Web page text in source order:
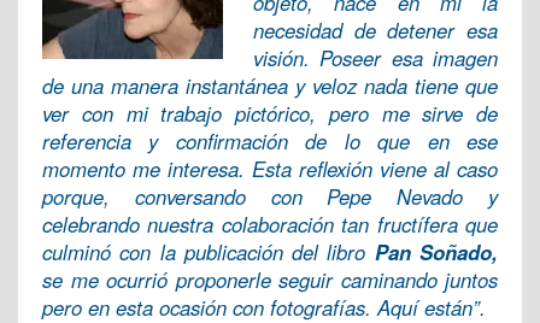
necesidad de detener esa
visión. Poseer esa imagen
de una manera instantánea y veloz nada tiene que
ver con mi trabajo pictórico, pero me sirve de
referencia y confirmación de lo que en ese
momento me interesa. Esta reflexión viene al caso
porque, conversando con Pepe Nevado y
celebrando nuestra colaboración tan fructífera que
culminó con la publicación del libro Pan Soñado,
se me ocurrió proponerle seguir caminando juntos
pero en esta ocasión con fotografías. Aquí están”.